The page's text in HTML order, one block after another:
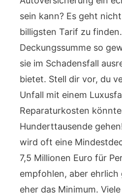
sein kann? Es geht
billigsten Tarif zu
Deckungssumme so
sie im Schadensfall
bietet. Stell dir vor, du
Unfall mit einem
Reparaturkosten
Hunderttausende
wird oft eine
7,5 Millionen Euro für
empfohlen, aber ehrlich
eher das Minimum.